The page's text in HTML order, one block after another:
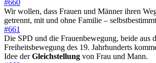
#660
Wir wollen, dass Frauen und Männer ihren
getrennt, mit und ohne Familie –
#661
Die SPD und die Frauenbewegung, beide aus
Freiheitsbewegung des 19. Jahrhunderts
Idee derGleichstellung von Frau und Mann.